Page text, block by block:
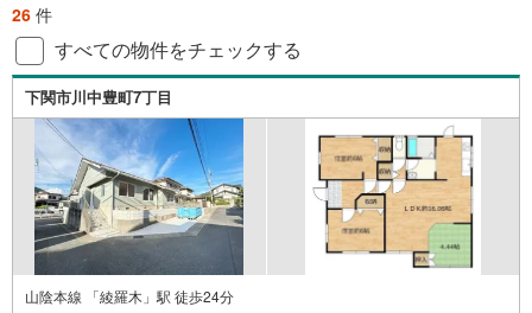
26 件
すべての物件をチェックする
下関市川中豊町7丁目
山陰本線 「綾羅木」駅 徒歩24分